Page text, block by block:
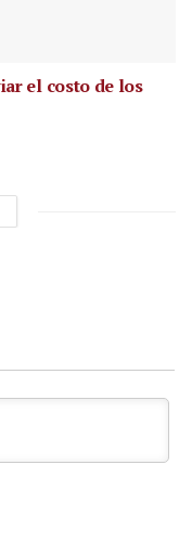
el costo de los